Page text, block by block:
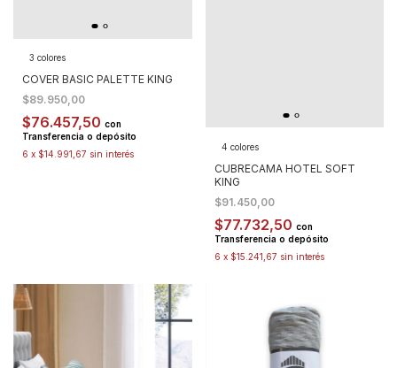
3 colores
COVER BASIC PALETTE KING
$89.950,00
$76.457,50 con
Transferencia o depósito
6 x $14.991,67 sin interés
4 colores
CUBRECAMA HOTEL SOFT
KING
$91.450,00
$77.732,50 con
Transferencia o depósito
6 x $15.241,67 sin interés